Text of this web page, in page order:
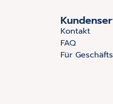
Kontakt
FAQ
Für